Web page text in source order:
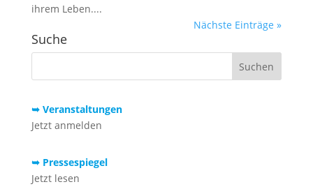
ihrem Leben....
Nächste Einträge »
Suche
➥ Veranstaltungen
Jetzt anmelden
➥ Pressespiegel
Jetzt lesen